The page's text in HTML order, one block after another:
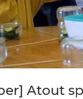
Atout